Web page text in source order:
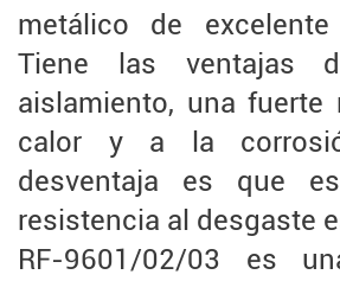
metálico de excelente
Tiene las ventajas
aislamiento, una fuerte
calor y a la
desventaja es que
resistencia al desgaste
RF-9601/02/03 es